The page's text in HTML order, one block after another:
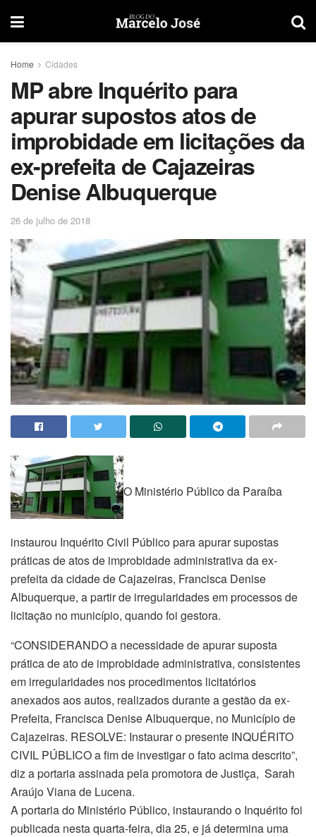
Home Cidades
MP abre Inquérito para
apurar supostos atos de
improbidade em licitações da
ex-prefeita de Cajazeiras
Denise Albuquerque
26 de julho de 2018
O Ministério Público da Paraíba
instaurou Inquérito Civil Público para apurar supostas
práticas de atos de improbidade administrativa da ex-
prefeita da cidade de Cajazeiras, Francisca Denise
Albuquerque, a partir de irregularidades em processos de
licitação no município, quando foi gestora.
“CONSIDERANDO a necessidade de apurar suposta
prática de ato de improbidade administrativa, consistentes
em irregularidades nos procedimentos licitatórios
anexados aos autos, realizados durante a gestão da ex-
Prefeita, Francisca Denise Albuquerque, no Município de
Cajazeiras. RESOLVE: Instaurar o presente INQUÉRITO
CIVIL PÚBLICO a fim de investigar o fato acima descrito”,
diz a portaria assinada pela promotora de Justiça, Sarah
Araújo Viana de Lucena.
A portaria do Ministério Público, instaurando o Inquérito foi
publicada nesta quarta-feira, dia 25, e já determina uma